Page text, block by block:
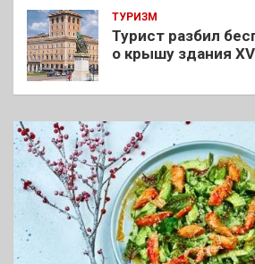
ТУРИЗМ
Турист разбил
о крышу здания